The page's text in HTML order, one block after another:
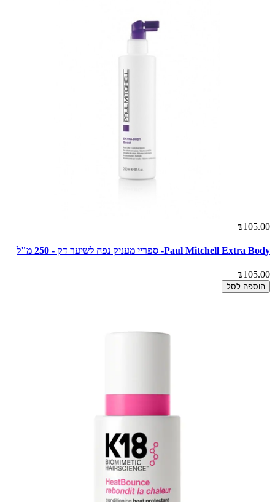
₪105.00
Paul Mitchell Extra Body- ספריי מעניק נפח לשיער דק - 250 מ"ל
₪105.00
הוספה לסל